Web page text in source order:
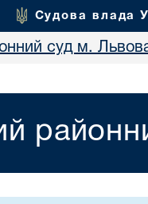
Судова влада
суд м.